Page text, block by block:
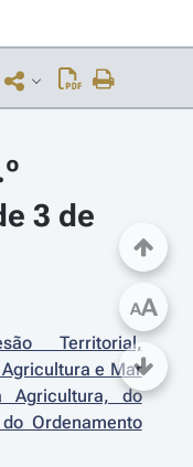
3 de
Territorial,
e Mar
Agricultura, do
Ordenamento
AA